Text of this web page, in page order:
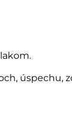
úspechu,